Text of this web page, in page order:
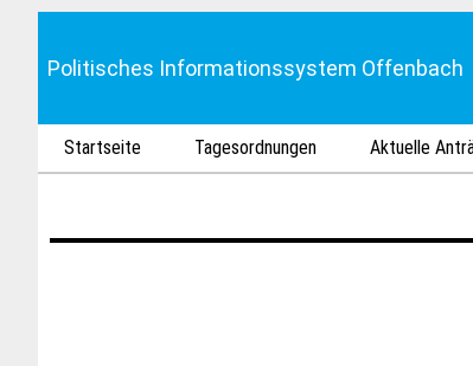
Politisches Informationssystem Offenbach
Startseite Tagesordnungen Aktuelle